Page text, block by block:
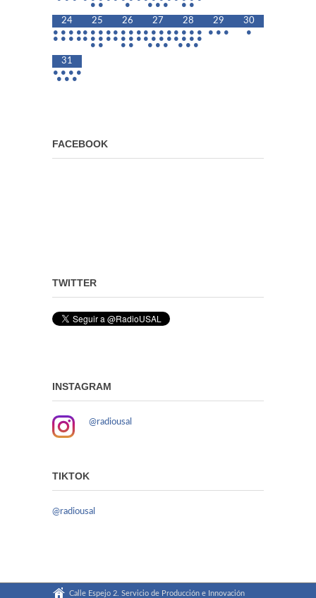
• • • • • • • •
24
• • • •
• • • •
25
• • • •
• • • •
• •
26
• • • •
• • • •
• •
27
• • • •
• • • •
• • •
28
• • • •
• • • •
• • •
29
• • •
30
•
31
• • • •
• • •
FACEBOOK
TWITTER
INSTAGRAM
@radiousal
TIKTOK
@radiousal
Calle Espejo 2. Servicio de Producción e Innovación